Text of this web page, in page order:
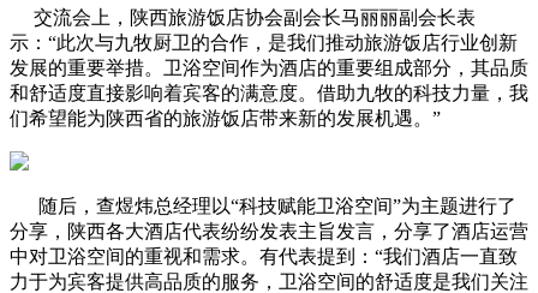
交流会上，陕西旅游饭店协会副会长马丽丽副会长表
示：“此次与九牧厨卫的合作，是我们推动旅游饭店行业创新
发展的重要举措。卫浴空间作为酒店的重要组成部分，其品质
和舒适度直接影响着宾客的满意度。借助九牧的科技力量，我
们希望能为陕西省的旅游饭店带来新的发展机遇。”
随后，查煜炜总经理以“科技赋能卫浴空间”为主题进行了
分享，陕西各大酒店代表纷纷发表主旨发言，分享了酒店运营
中对卫浴空间的重视和需求。有代表提到：“我们酒店一直致
力于为宾客提供高品质的服务，卫浴空间的舒适度是我们关注